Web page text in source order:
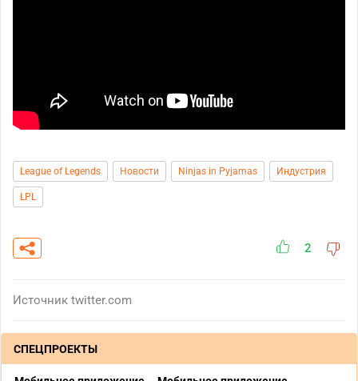
League of Legends Новости Ninjas in Pyjamas Индустрия
LPL
2
Источник twitter.com
СПЕЦПРОЕКТЫ